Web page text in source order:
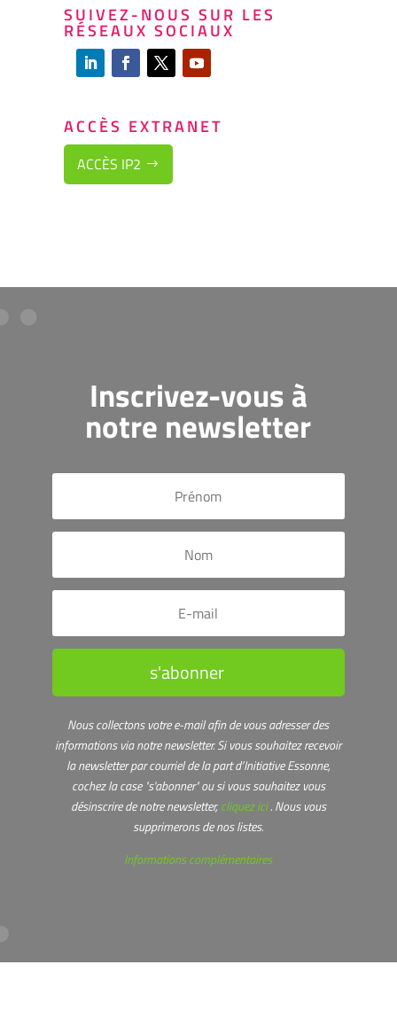
SUIVEZ-NOUS SUR LES
RÉSEAUX SOCIAUX
ACCÈS EXTRANET
ACCÈS IP2
Inscrivez-vous à
notre newsletter
s'abonner
Nous collectons votre e-mail afin de vous adresser des
informations via notre newsletter.Si vous souhaitez recevoir
la newsletter par courriel de la part d’Initiative Essonne,
cochez la case "s'abonner" ou si vous souhaitez vous
désinscrire de notre newsletter,cliquez ici. Nous vous
supprimerons de nos listes.
Informations complémentaires